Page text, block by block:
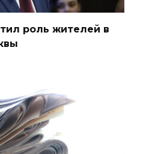
роль жителей в